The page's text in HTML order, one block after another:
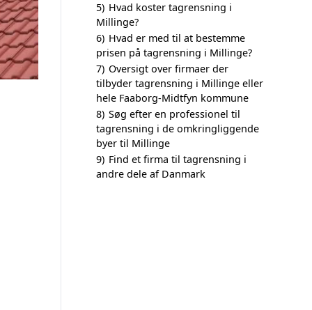
5) Hvad koster tagrensning i
Millinge?
6) Hvad er med til at bestemme
prisen på tagrensning i Millinge?
7) Oversigt over firmaer der
tilbyder tagrensning i Millinge eller
hele Faaborg-Midtfyn kommune
8) Søg efter en professionel til
tagrensning i de omkringliggende
byer til Millinge
9) Find et firma til tagrensning i
andre dele af Danmark